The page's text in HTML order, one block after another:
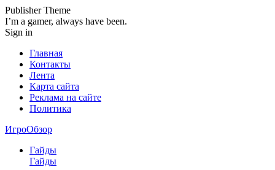
Publisher Theme
I’m a gamer, always have been.
Sign in
Главная
Контакты
Лента
Карта сайта
Реклама на сайте
Политика
ИгроОбзор
Гайды
Гайды